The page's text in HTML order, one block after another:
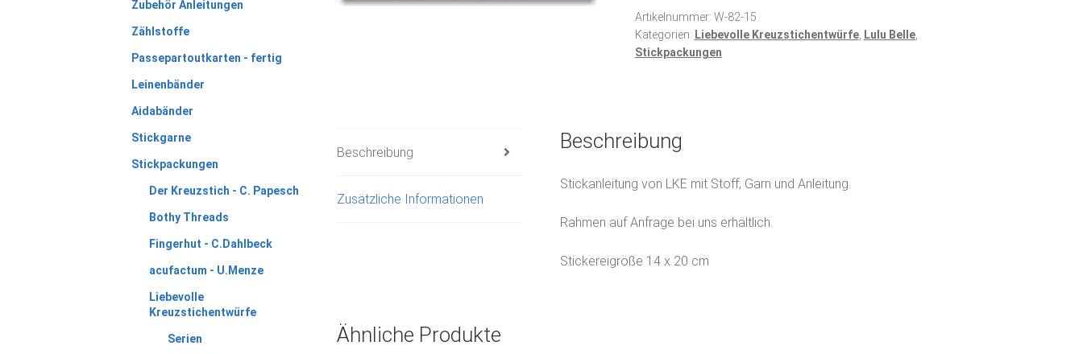
Weihnachten
2015
Menge
Artikelnummer: W-82-15
Kategorien: Liebevolle Kreuzstichentwürfe, Lulu Belle,
Stickpackungen
Beschreibung
Zusätzliche Informationen
Beschreibung
Stickanleitung von LKE mit Stoff, Garn und Anleitung.
Rahmen auf Anfrage bei uns erhältlich.
Stickereigröße 14 x 20 cm
Ähnliche Produkte
Zubehör Anleitungen
Zählstoffe
Passepartoutkarten - fertig
Leinenbänder
Aidabänder
Stickgarne
Stickpackungen
Der Kreuzstich - C. Papesch
Bothy Threads
Fingerhut - C.Dahlbeck
acufactum - U.Menze
Liebevolle
Kreuzstichentwürfe
Serien